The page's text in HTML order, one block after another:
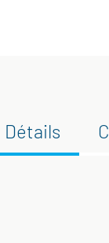
Détails